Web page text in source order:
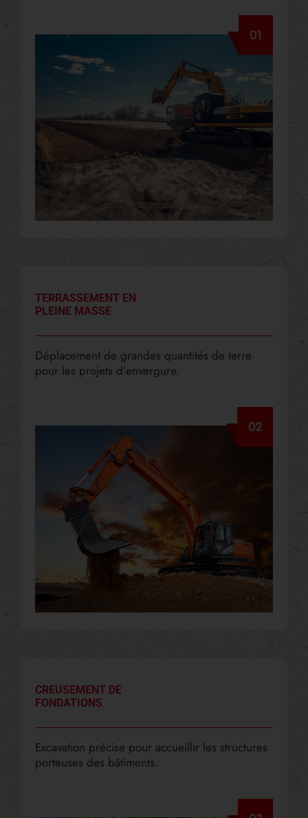
01
TERRASSEMENT EN
PLEINE MASSE
Déplacement de grandes quantités de terre
pour les projets d’envergure.
02
CREUSEMENT DE
FONDATIONS
Excavation précise pour accueillir les structures
porteuses des bâtiments.